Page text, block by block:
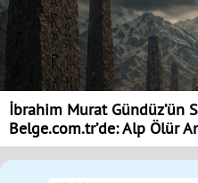
İbrahim Murat Gündüz’ün
Belge.com.tr’de: Alp Ölür